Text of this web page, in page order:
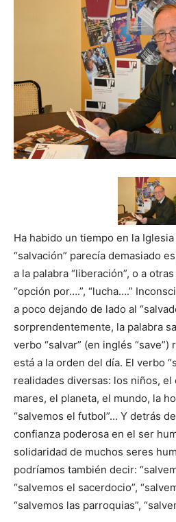
Ha habido un tiempo en la
“salvación” parecía demasiado
a la palabra “liberación”, o a
“opción por….”, “lucha….”
a poco dejando de lado al
sorprendentemente, la palabra
verbo “salvar” (en inglés
está a la orden del día. El verbo
realidades diversas: los niños, el
mares, el planeta, el mundo, la
“salvemos el futbol”… Y detrás
confianza poderosa en el ser
solidaridad de muchos seres
podríamos también decir:
“salvemos el sacerdocio”,
“salvemos las parroquias”,